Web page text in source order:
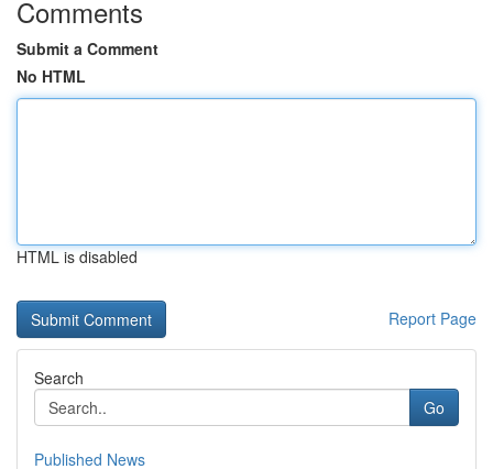
Comments
Submit a Comment
No HTML
HTML is disabled
Report Page
Search
Go
Published News